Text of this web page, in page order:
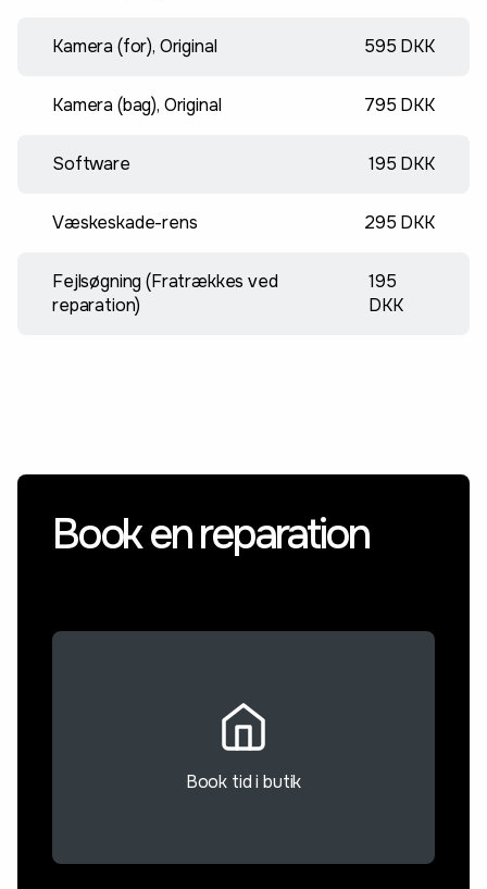
Kamera (for), Original 595 DKK
Kamera (bag), Original 795 DKK
Software 195 DKK
Væskeskade-rens 295 DKK
Fejlsøgning (Fratrækkes ved
reparation)
195
DKK
Book en reparation
Book tid i butik